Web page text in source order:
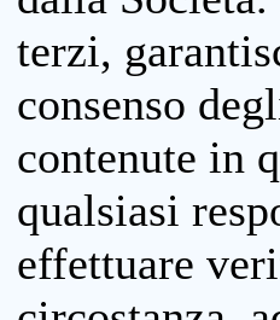
terzi,
consenso
contenute in
qualsiasi
effettuare